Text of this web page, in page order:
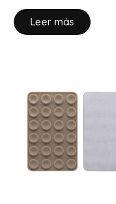
Leer más